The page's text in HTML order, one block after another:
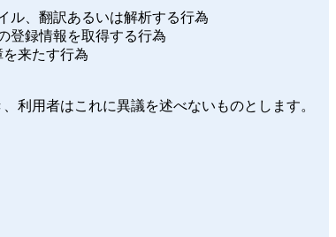
ル、翻訳あるいは解析する行為
登録情報を取得する行為
来たす行為
利用者はこれに異議を述べないものとします。